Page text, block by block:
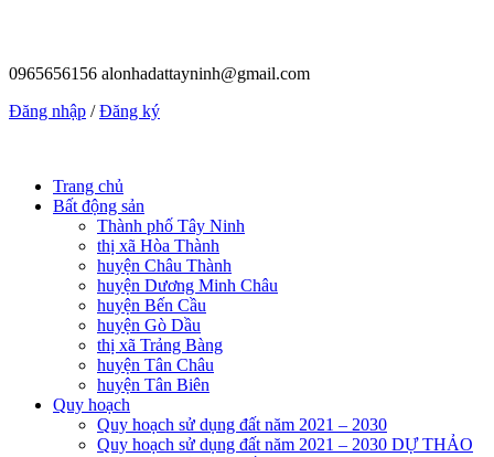
0965656156 alonhadattayninh@gmail.com
Đăng nhập /Đăng ký
Trang chủ
Bất động sản
Thành phố Tây Ninh
thị xã Hòa Thành
huyện Châu Thành
huyện Dương Minh Châu
huyện Bến Cầu
huyện Gò Dầu
thị xã Trảng Bàng
huyện Tân Châu
huyện Tân Biên
Quy hoạch
Quy hoạch sử dụng đất năm 2021 – 2030
Quy hoạch sử dụng đất năm 2021 – 2030 DỰ THẢO